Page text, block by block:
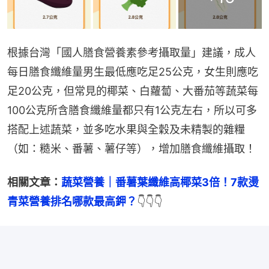
根據台灣「國人膳食營養素參考攝取量」建議，成人
每日膳食纖維量男生最低應吃足25公克，女生則應吃
足20公克，但常見的椰菜、白蘿蔔、大番茄等蔬菜每
100公克所含膳食纖維量都只有1公克左右，所以可多
搭配上述蔬菜，並多吃水果與全穀及未精製的雜糧
（如：糙米、番薯、薯仔等），增加膳食纖維攝取！
相關文章： 蔬菜營養｜番薯葉纖維高椰菜3倍！7款燙
青菜營養排名哪款最高鉀？ 👇👇👇